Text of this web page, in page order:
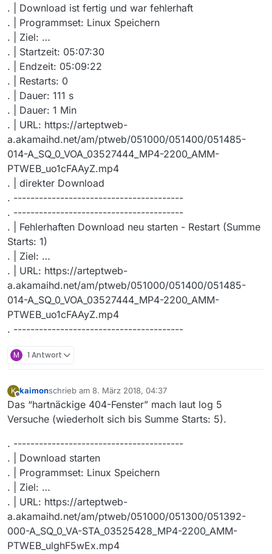
. | Download ist fertig und war fehlerhaft
. | Programmset: Linux Speichern
. | Ziel: …
. | Startzeit: 05:07:30
. | Endzeit: 05:09:22
. | Restarts: 0
. | Dauer: 111 s
. | Dauer: 1 Min
. | URL: https://arteptweb-
a.akamaihd.net/am/ptweb/051000/051400/051485-
014-A_SQ_0_VOA_03527444_MP4-2200_AMM-
PTWEB_uo1cFAAyZ.mp4
. | direkter Download
. ----------------------------------------
. ----------------------------------------
. | Fehlerhaften Download neu starten - Restart (Summe
Starts: 1)
. | Ziel: …
. | URL: https://arteptweb-
a.akamaihd.net/am/ptweb/051000/051400/051485-
014-A_SQ_0_VOA_03527444_MP4-2200_AMM-
PTWEB_uo1cFAAyZ.mp4
. ----------------------------------------
M 1 Antwort
K
Offline
kaimonschrieb am 8. März 2018, 04:37
zuletzt editiert von
Das “hartnäckige 404-Fenster” mach laut log 5
Versuche (wiederholt sich bis Summe Starts: 5).
. ----------------------------------------
. | Download starten
. | Programmset: Linux Speichern
. | Ziel: …
. | URL: https://arteptweb-
a.akamaihd.net/am/ptweb/051000/051300/051392-
000-A_SQ_0_VA-STA_03525428_MP4-2200_AMM-
PTWEB_ulghF5wEx.mp4